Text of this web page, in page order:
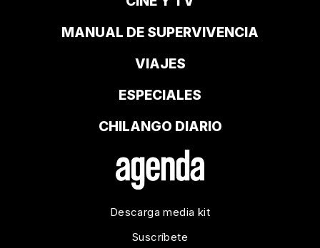
MANUAL DE SUPERVIVENCIA
VIAJES
ESPECIALES
CHILANGO DIARIO
Descarga media kit
Suscríbete